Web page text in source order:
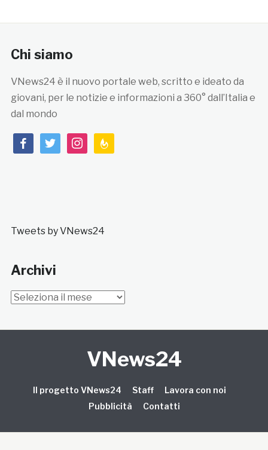
Chi siamo
VNews24 è il nuovo portale web, scritto e ideato da
giovani, per le notizie e informazioni a 360° dall’Italia e
dal mondo
facebooktwitterinstagramfeedburner
Tweets by VNews24
Archivi
Archivi
VNews24
Il progetto VNews24 Staff
Lavora con noi
Pubblicità
Contatti